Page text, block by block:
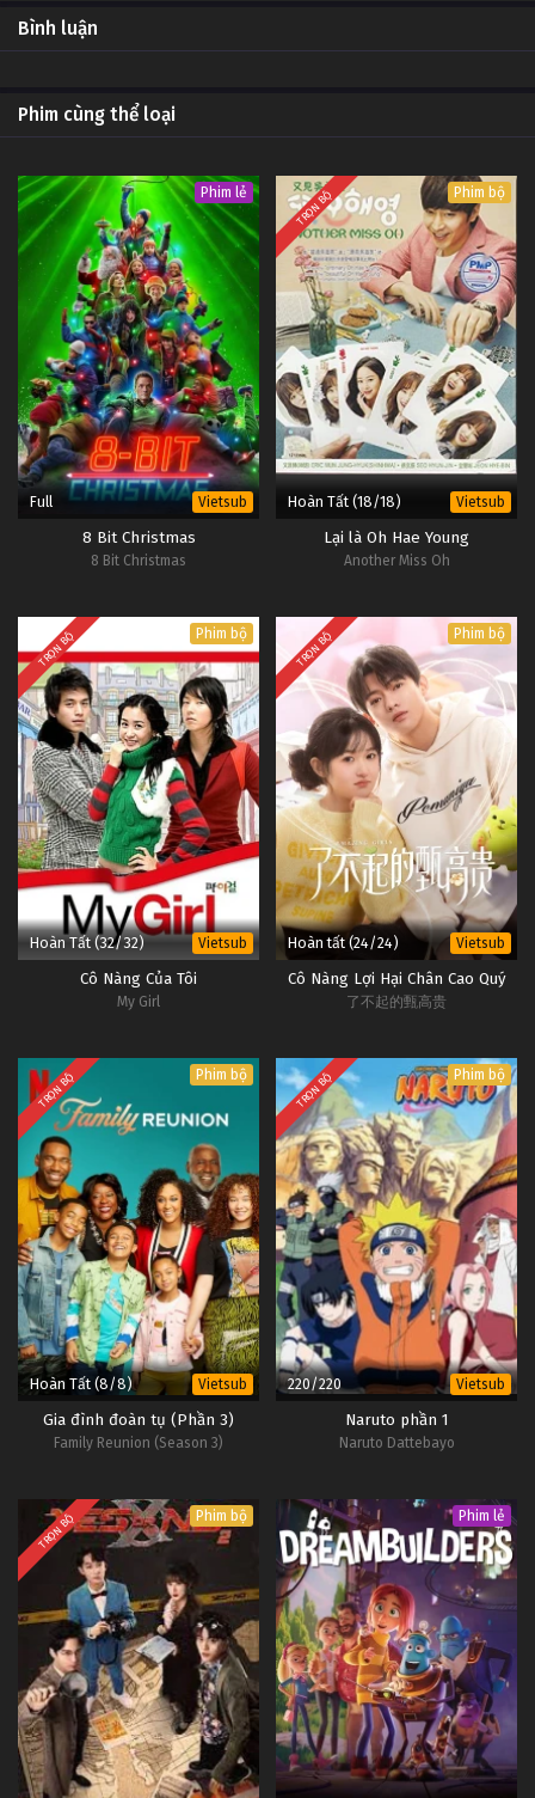
Bình luận
Phim cùng thể loại
Phim lẻ
Full Vietsub
8 Bit Christmas
8 Bit Christmas
TRỌN BỘ Phim bộ
Hoàn Tất (18/18) Vietsub
Lại là Oh Hae Young
Another Miss Oh
TRỌN BỘ Phim bộ
Hoàn Tất (32/32) Vietsub
Cô Nàng Của Tôi
My Girl
TRỌN BỘ Phim bộ
Hoàn tất (24/24) Vietsub
Cô Nàng Lợi Hại Chân Cao Quý
了不起的甄高贵
TRỌN BỘ Phim bộ
Hoàn Tất (8/8) Vietsub
Gia đình đoàn tụ (Phần 3)
Family Reunion (Season 3)
TRỌN BỘ Phim bộ
220/220 Vietsub
Naruto phần 1
Naruto Dattebayo
TRỌN BỘ Phim bộ Phim lẻ